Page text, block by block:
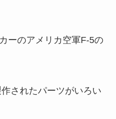
ーのアメリカ空軍F-5の
されたパーツがいろい